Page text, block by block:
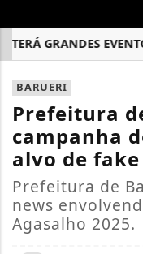
GRANDES EVENTOS
EM ALTA
BARUERI
Prefeitura
campanha
alvo de
Prefeitura de
news
Agasalho 2025.